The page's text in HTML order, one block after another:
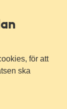
för att
ska